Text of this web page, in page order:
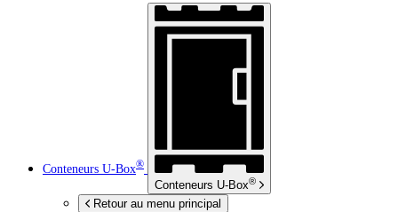
Conteneurs U-Box®
Conteneurs U-Box®
Retour au menu principal